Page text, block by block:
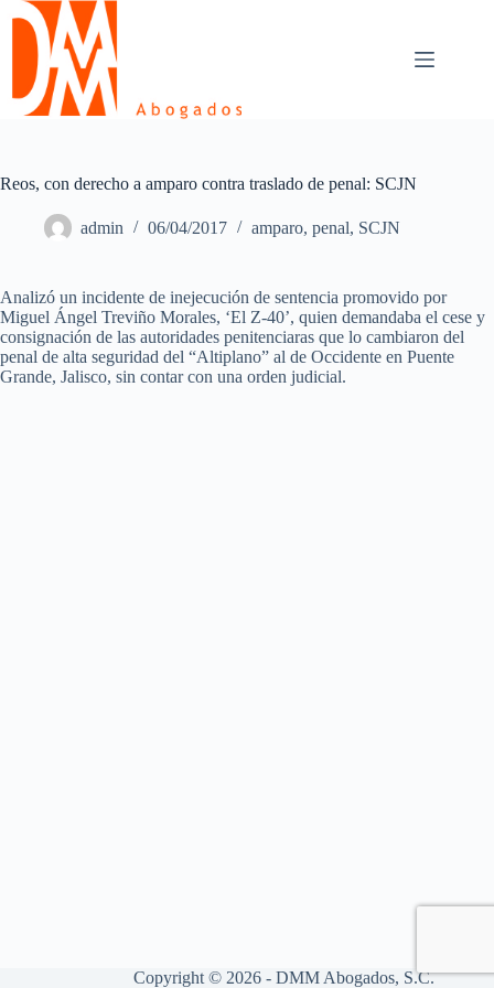
Skip
content
Reos, con derecho a amparo contra traslado de penal: SCJN
admin 06/04/2017 amparo, penal, SCJN
Analizó un incidente de inejecución de sentencia promovido por
Miguel Ángel Treviño Morales, ‘El Z-40’, quien demandaba el cese y
consignación de las autoridades penitenciaras que lo cambiaron del
penal de alta seguridad del “Altiplano” al de Occidente en Puente
Grande, Jalisco, sin contar con una orden judicial.
Copyright © 2026 - DMM Abogados, S.C.